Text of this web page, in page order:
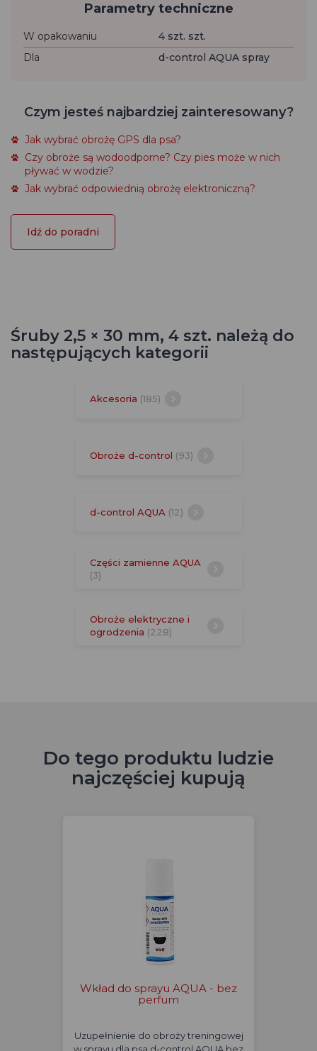
Parametry techniczne
W opakowaniu
4 szt. szt.
Dla
d-control AQUA spray
Czym jesteś najbardziej zainteresowany?
Jak wybrać obrożę GPS dla psa?
Czy obroże są wodoodporne? Czy pies może w nich
pływać w wodzie?
Jak wybrać odpowiednią obrożę elektroniczną?
Idź do poradni
Śruby 2,5 × 30 mm, 4 szt. należą do
następujących kategorii
Akcesoria (185)
Obroże d-control (93)
d-control AQUA (12)
Części zamienne AQUA
(3)
Obroże elektryczne i
ogrodzenia (228)
Do tego produktu ludzie
najczęściej kupują
Wkład do sprayu AQUA - bez
perfum
Uzupełnienie do obroży treningowej